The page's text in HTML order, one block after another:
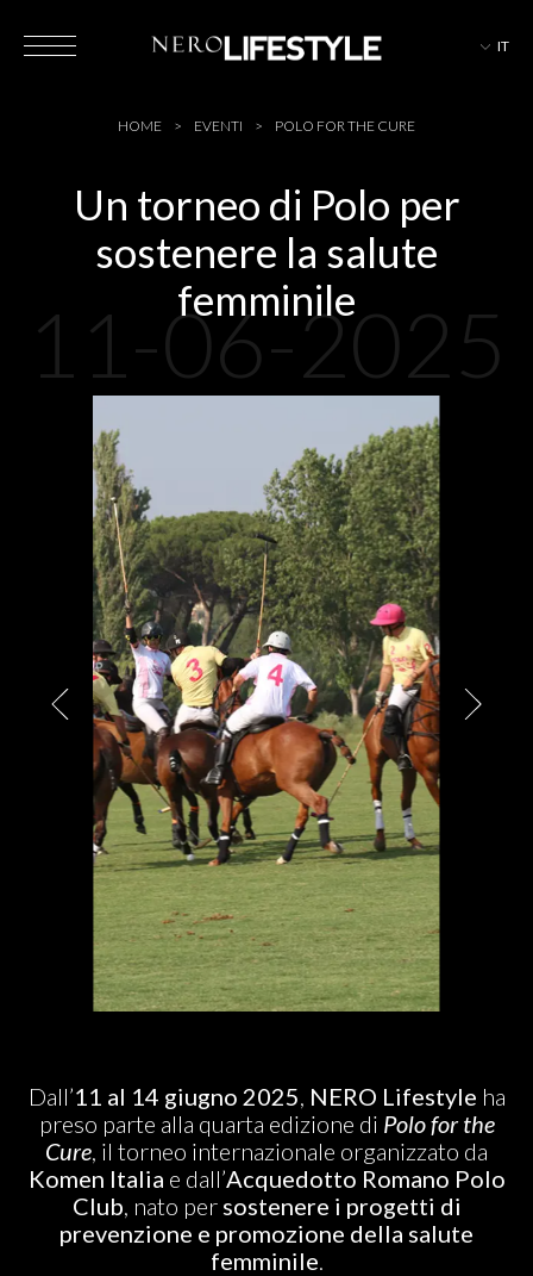
IT
HOTEL
MAGAZINE
EVENTI
PARTNER
CHARITY
CHAMPAGNE
NEWS
ABOUT US
HOME EVENTI POLO FOR THE CURE
Un torneo di Polo per
sostenere la salute
femminile
11-06-2025
Dall’11 al 14 giugno 2025, NERO Lifestyle ha
preso parte alla quarta edizione di Polo for the
Cure, il torneo internazionale organizzato da
Komen Italia e dall’Acquedotto Romano Polo
Club, nato per sostenere i progetti di
prevenzione e promozione della salute
femminile.